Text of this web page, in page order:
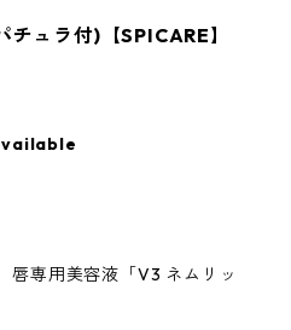
ュラ付)【SPICARE】
唇専用美容液「V3 ネムリッ